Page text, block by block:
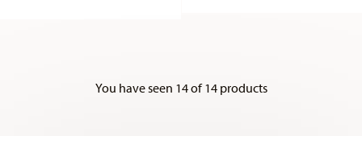
You have seen 14 of 14 products